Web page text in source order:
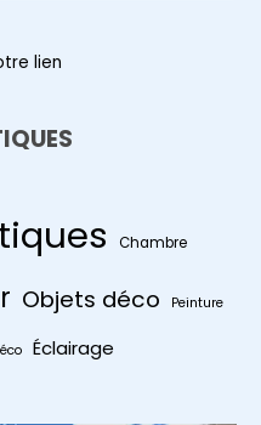
lien
Chambre
Objets déco Peinture
Éclairage